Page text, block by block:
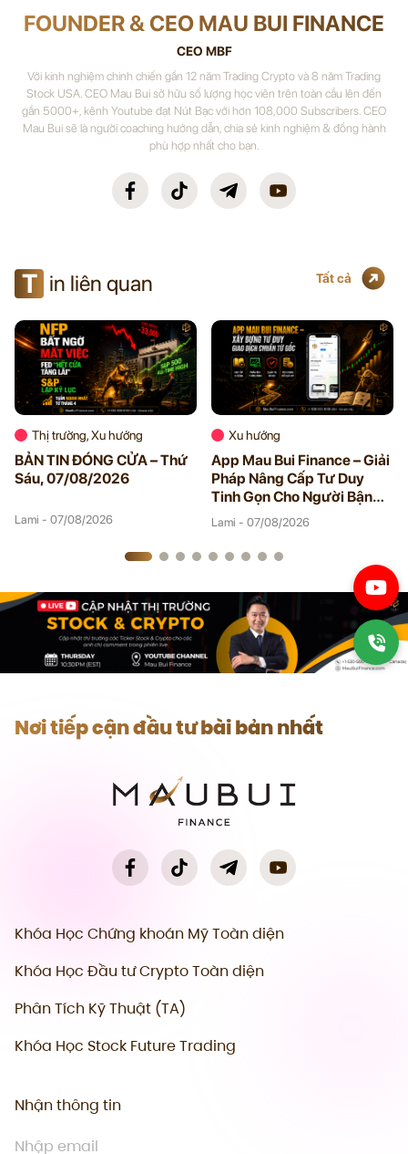
FOUNDER & CEO MAU BUI FINANCE
CEO MBF
Với kinh nghiệm chinh chiến gần 12 năm Trading Crypto và 8 năm Trading
Stock USA. CEO Mau Bui sở hữu số lượng học viên trên toàn cầu lên đến
gần 5000+, kênh Youtube đạt Nút Bạc với hơn 108,000 Subscribers. CEO
Mau Bui sẽ là người coaching hướng dẫn, chia sẻ kinh nghiệm & đồng hành
phù hợp nhất cho bạn.
T in liên quan Tất cả
Thị trường, Xu hướng
BẢN TIN ĐÓNG CỬA – Thứ
Sáu, 07/08/2026
Lami - 07/08/2026
Xu hướng
App Mau Bui Finance – Giải
Pháp Nâng Cấp Tư Duy
Tinh Gọn Cho Người Bận
Rộn
Lami - 07/08/2026
Nơi tiếp cận đầu tư bài bản nhất
Khóa Học Chứng khoán Mỹ Toàn diện
Khóa Học Đầu tư Crypto Toàn diện
Phân Tích Kỹ Thuật (TA)
Khóa Học Stock Future Trading
Nhận thông tin